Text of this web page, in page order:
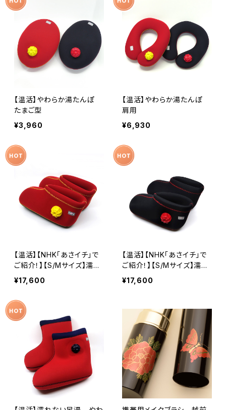
【温活】やわらか湯たんぽ
たまご型
¥3,960
【温活】やわらか湯たんぽ
肩用
¥6,930
【温活】【NHK「あさイチ」で
ご紹介！】【S/Mサイズ】濡れ
ない足湯 やわらか湯たん
ぽ 足用ショートタイプ レ
¥17,600
【温活】【NHK「あさイチ」で
ご紹介！】【S/Mサイズ】濡れ
ない足湯 やわらか湯たん
ぽ 足用ショートタイプ ブ
¥17,600